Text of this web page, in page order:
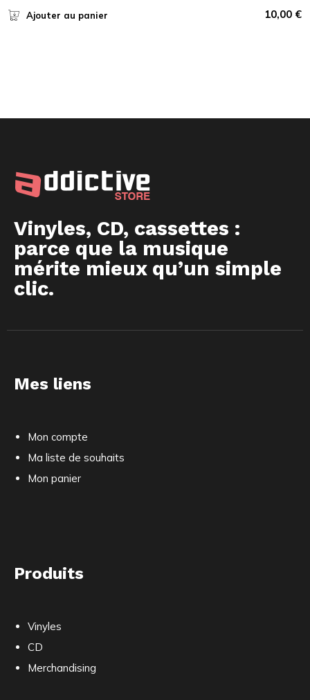
Ajouter au panier 10,00 €
Vinyles, CD, cassettes :
parce que la musique
mérite mieux qu’un simple
clic.
Mes liens
Mon compte
Ma liste de souhaits
Mon panier
Produits
Vinyles
CD
Merchandising